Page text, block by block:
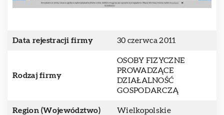
Data rejestracji firmy 30 czerwca 2011
Rodzaj firmy
OSOBY FIZYCZNE
PROWADZĄCE
DZIAŁALNOŚĆ
GOSPODARCZĄ
Region (Województwo) Wielkopolskie